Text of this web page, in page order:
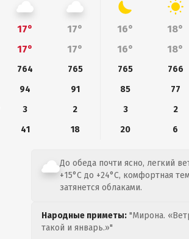
17° 17° 16° 18°
17°
17° 16° 18°
764 765 765 766
94
91 85 77
3
2 3 2
41
18 20 6
До обеда почти ясно, легкий
+15°C до +24°C, комфортная
затянется облаками.
Народные приметы: "Мирона.
такой и январь.»"